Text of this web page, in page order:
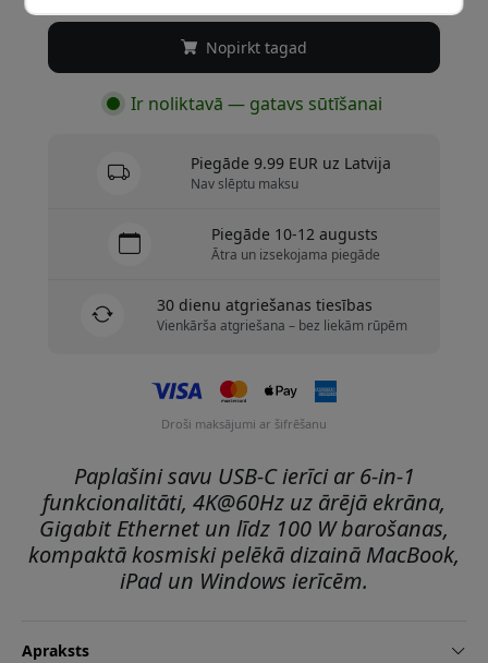
Nopirkt tagad
Ir noliktavā — gatavs sūtīšanai
Piegāde 9.99 EUR uz Latvija
Nav slēptu maksu
Piegāde 10-12 augusts
Ātra un izsekojama piegāde
30 dienu atgriešanas tiesības
Vienkārša atgriešana – bez liekām rūpēm
Droši maksājumi ar šifrēšanu
Paplašini savu USB-C ierīci ar 6-in-1
funkcionalitāti, 4K@60Hz uz ārējā ekrāna,
Gigabit Ethernet un līdz 100 W barošanas,
kompaktā kosmiski pelēkā dizainā MacBook,
iPad un Windows ierīcēm.
Apraksts